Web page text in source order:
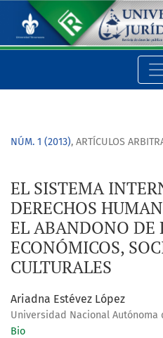
EL SISTEMA INTERNACIONAL DE
NÚM. 1 (2013), ARTÍCULOS
EL SISTEMA
DERECHOS
EL ABANDONO DE
ECONÓMICOS,
CULTURALES
Ariadna Estévez López
Universidad Nacional Autónoma
Bio